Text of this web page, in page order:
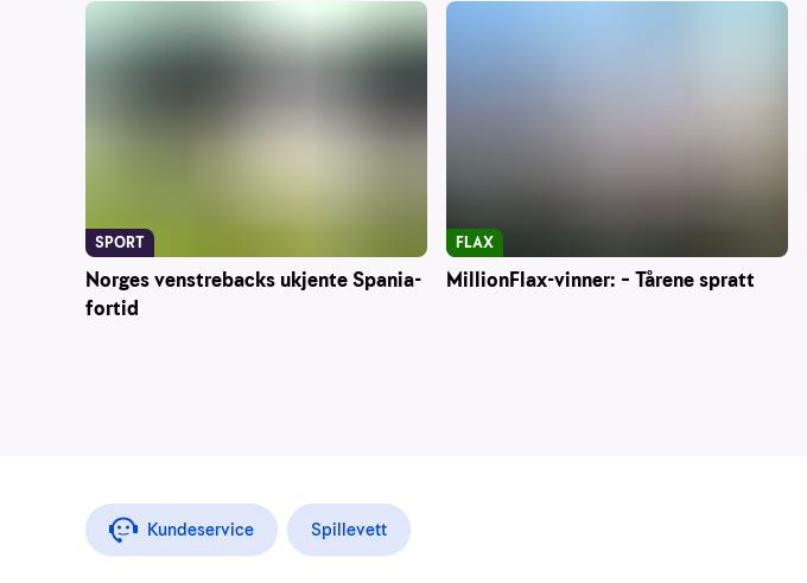
Norges venstrebacks ukjente Spania-
fortid
SPORT
MillionFlax-vinner: – Tårene spratt
FLAX
Kundeservice Spillevett